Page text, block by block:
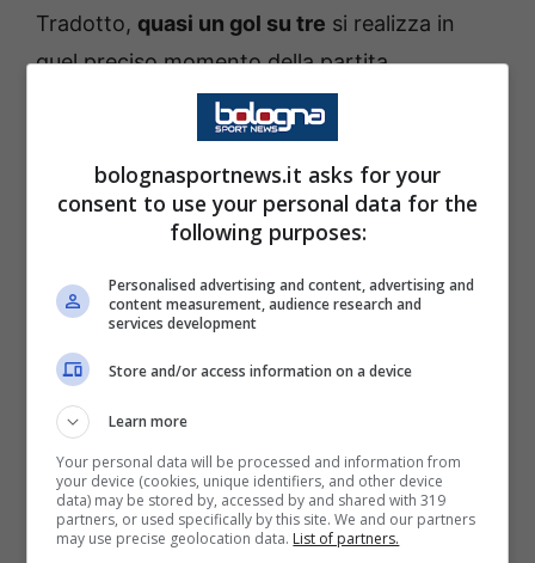
Tradotto, quasi un gol su tre si realizza in
quel preciso momento della partita.
Nessun’altra squadra condivide la stessa
statistica del Bologna. Si avvicina solo il
Napolicon5 reti tra il 46′ e il 60′.Un dato
che indica una particolare capacità da parte
della squadra di Italiano di riprendere energie
nel quarto d’ora di pausa. Quindici minuti di
pausa per studiare gli schemi di gioco e
scendere in campo con un’impronta
fortemente offensiva.
Questo è stato un trend che ha
accompagnato il Bologna sin dalla prima
vittoria, quella contro ilComocon il gol al 59′
bolognasportnews.it asks for your
consent to use your personal data for the
following purposes:
Personalised advertising and content, advertising and
content measurement, audience research and
services development
Store and/or access information on a device
Learn more
Your personal data will be processed and information from
your device (cookies, unique identifiers, and other device
data) may be stored by, accessed by and shared with 319
partners, or used specifically by this site. We and our partners
may use precise geolocation data. List of partners.